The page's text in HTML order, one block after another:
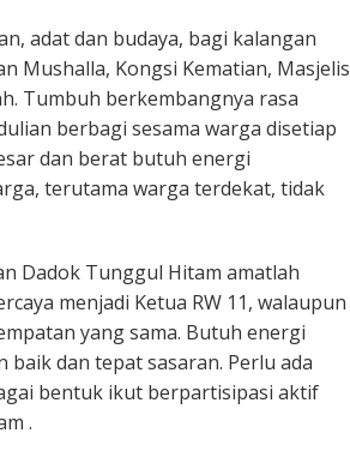
adat dan budaya, bagi kalangan
Mushalla, Kongsi Kematian, Masjelis
Tumbuh berkembangnya rasa
berbagi sesama warga disetiap
dan berat butuh energi
terutama warga terdekat, tidak
Dadok Tunggul Hitam amatlah
menjadi Ketua RW 11, walaupun
yang sama. Butuh energi
baik dan tepat sasaran. Perlu ada
bentuk ikut berpartisipasi aktif
.